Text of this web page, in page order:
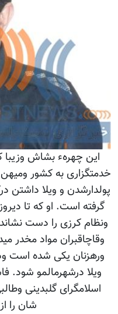
این چهرهء بشاش وزیبا
خدمتگزاری به کشور
پولدارشدن و ویلا داشتن
گرفته است. او که تا
ونظام کرزی را دست
وقاچاقبران مواد مخدر
ورهزنان یکی شده است
ویلا درشهرمالمو شود.
اسلامگرای گلبدینی
شان را